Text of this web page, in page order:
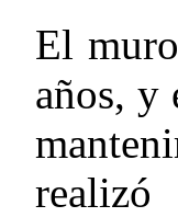
El
años, y